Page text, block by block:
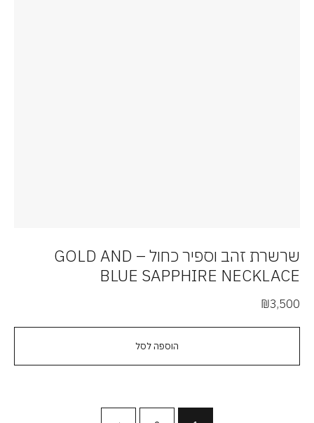
הוספה לסל
שרשרת זהב וספיר כחול – GOLD AND
BLUE SAPPHIRE NECKLACE
₪3,500